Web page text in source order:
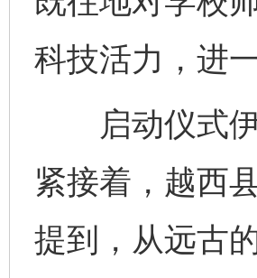
科技活力，进
启动仪式伊
紧接着，越西
提到，从远古